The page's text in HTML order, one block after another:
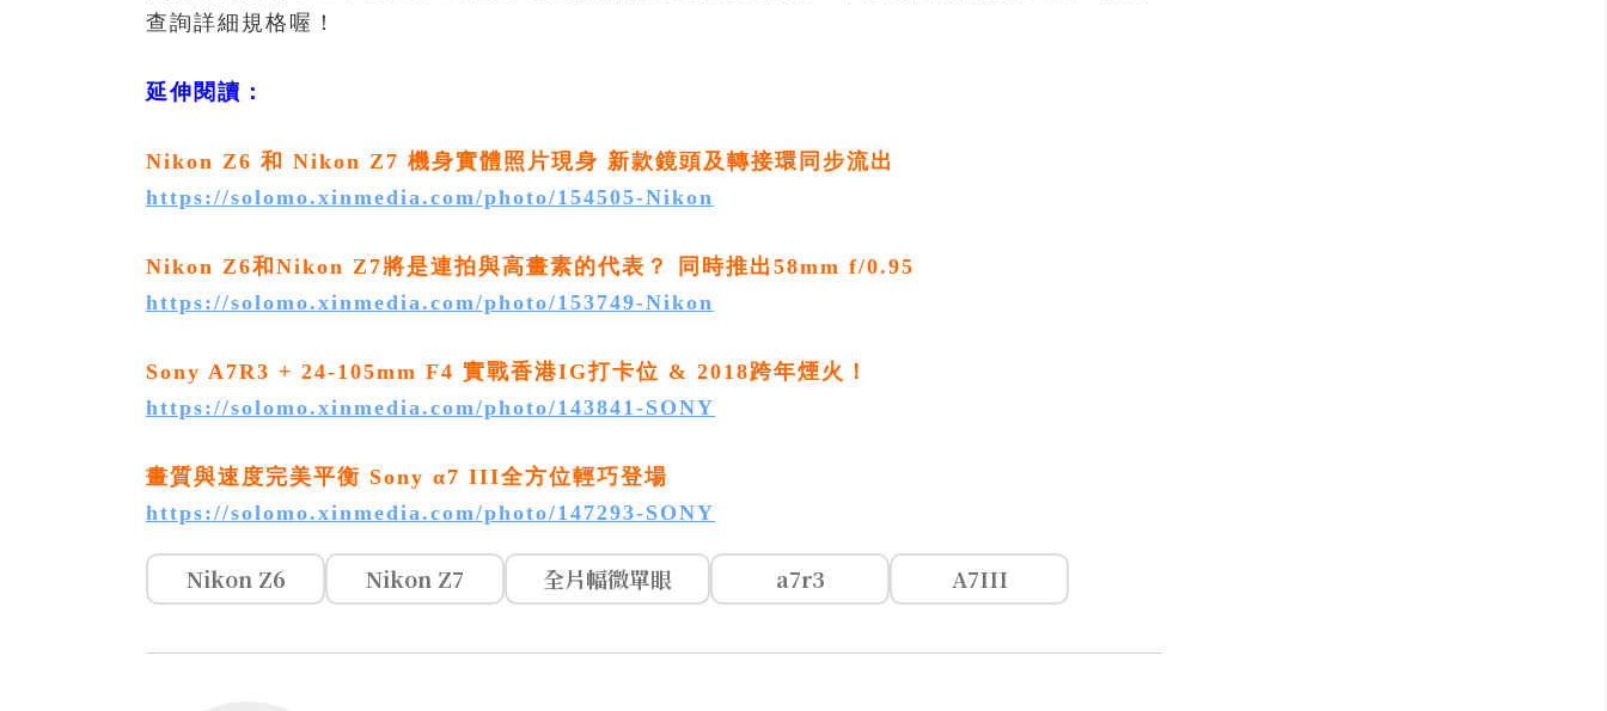
查詢詳細規格喔！
延伸閱讀：
Nikon Z6 和 Nikon Z7 機身實體照片現身 新款鏡頭及轉接環同步流出
https://solomo.xinmedia.com/photo/154505-Nikon
Nikon Z6和Nikon Z7將是連拍與高畫素的代表？ 同時推出58mm f/0.95
https://solomo.xinmedia.com/photo/153749-Nikon
Sony A7R3 + 24-105mm F4 實戰香港IG打卡位 & 2018跨年煙火！
https://solomo.xinmedia.com/photo/143841-SONY
畫質與速度完美平衡 Sony α7 III全方位輕巧登場
https://solomo.xinmedia.com/photo/147293-SONY
Nikon Z6 Nikon Z7 全片幅微單眼 a7r3 A7III